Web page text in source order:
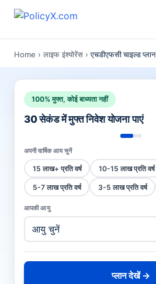
Home › लाइफ इंश्योरेंस ›एचडीएफसी चाइल्ड प्लान
100% मुफ्त, कोई बाध्यता नहीं
30 सेकंड में मुफ्त निवेश योजना पाएं
अपनी वार्षिक आय चुनें
15 लाख+ प्रति वर्ष 10-15 लाख प्रति वर्ष
5-7 लाख प्रति वर्ष 3-5 लाख प्रति वर्ष
आपकी आयु
प्लान देखें →